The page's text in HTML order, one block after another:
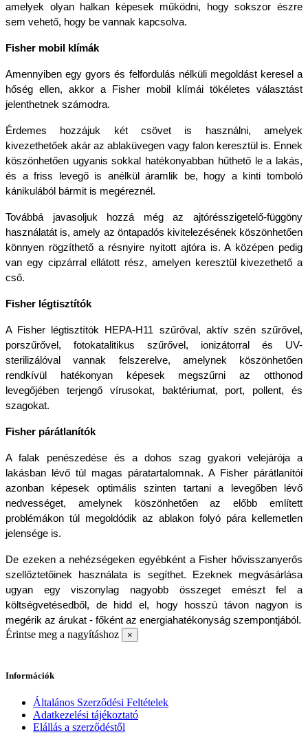
amelyek olyan halkan képesek működni, hogy sokszor észre
sem vehető, hogy be vannak kapcsolva.
Fisher mobil klímák
Amennyiben egy gyors és felfordulás nélküli megoldást keresel a
hőség ellen, akkor a Fisher mobil klímái tökéletes választást
jelenthetnek számodra.
Érdemes hozzájuk két csövet is használni, amelyek
kivezethetőek akár az ablaküvegen vagy falon keresztül is. Ennek
köszönhetően ugyanis sokkal hatékonyabban hűthető le a lakás,
és a friss levegő is anélkül áramlik be, hogy a kinti tomboló
kánikulából bármit is megéreznél.
Továbbá javasoljuk hozzá még az ajtórésszigetelő-függöny
használatát is, amely az öntapadós kivitelezésének köszönhetően
könnyen rögzíthető a résnyire nyitott ajtóra is. A középen pedig
van egy cipzárral ellátott rész, amelyen keresztül kivezethető a
cső.
Fisher légtisztítók
A Fisher légtisztítók HEPA-H11 szűrőval, aktív szén szűrővel,
porszűrővel, fotokatalitikus szűrővel, ionizátorral és UV-
sterilizálóval vannak felszerelve, amelynek köszönhetően
rendkívül hatékonyan képesek megszűrni az otthonod
levegőjében terjengő vírusokat, baktériumat, port, pollent, és
szagokat.
Fisher párátlanítók
A falak penészedése és a dohos szag gyakori velejárója a
lakásban lévő túl magas páratartalomnak. A Fisher párátlanítói
azonban képesek optimális szinten tartani a levegőben lévő
nedvességet, amelynek köszönhetően az előbb említett
problémákon túl megoldódik az ablakon folyó pára kellemetlen
jelensége is.
De ezeken a nehézségeken egyébként a Fisher hővisszanyerős
szellőztetőinek használata is segíthet. Ezeknek megvásárlása
ugyan egy viszonylag nagyobb összeget emészt fel a
költségvetésedből, de hidd el, hogy hosszú távon nagyon is
megérik az árukat - főként az energiahatékonyság szempontjából.
Érintse meg a nagyításhoz ×
Információk
Általános Szerződési Feltételek
Adatkezelési tájékoztató
Elállás a szerződéstől